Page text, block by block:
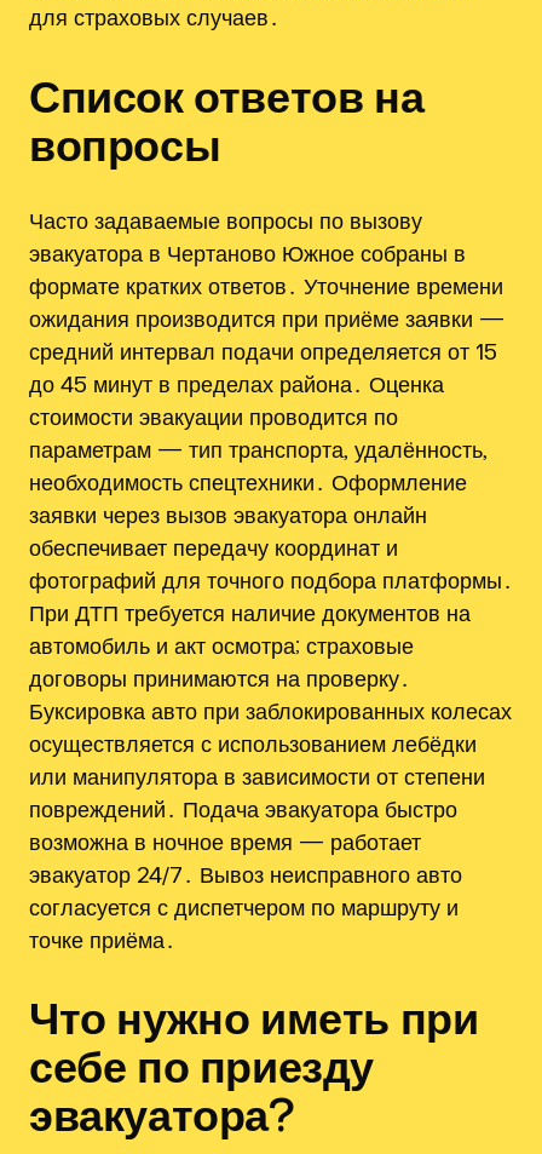
для страховых случаев․
Список ответов на
вопросы
Часто задаваемые вопросы по вызову
эвакуатора в Чертаново Южное собраны в
формате кратких ответов․ Уточнение времени
ожидания производится при приёме заявки —
средний интервал подачи определяется от 15
до 45 минут в пределах района․ Оценка
стоимости эвакуации проводится по
параметрам — тип транспорта‚ удалённость‚
необходимость спецтехники․ Оформление
заявки через вызов эвакуатора онлайн
обеспечивает передачу координат и
фотографий для точного подбора платформы․
При ДТП требуется наличие документов на
автомобиль и акт осмотра; страховые
договоры принимаются на проверку․
Буксировка авто при заблокированных колесах
осуществляется с использованием лебёдки
или манипулятора в зависимости от степени
повреждений․ Подача эвакуатора быстро
возможна в ночное время — работает
эвакуатор 24/7․ Вывоз неисправного авто
согласуется с диспетчером по маршруту и
точке приёма․
Что нужно иметь при
себе по приезду
эвакуатора?